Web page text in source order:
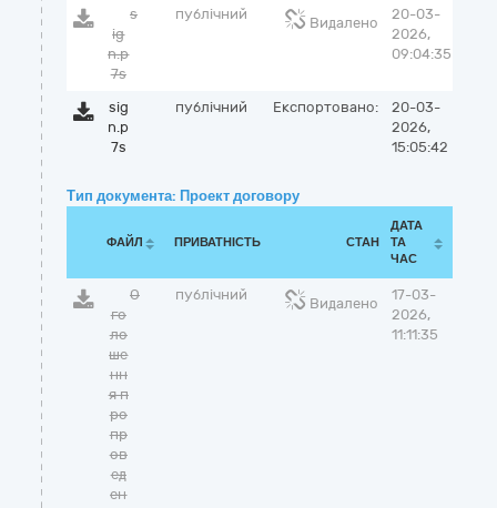
s
ig
n.p
7s
публічний
Видалено
20-03-
2026,
09:04:35
sig
n.p
7s
публічний Експортовано:
20-03-
2026,
15:05:42
Тип документа: Проект договору
ФАЙЛ ПРИВАТНІСТЬ СТАН
ДАТА
ТА
ЧАС
О
го
ло
ше
нн
я п
ро
пр
ов
ед
ен
публічний
Видалено
17-03-
2026,
11:11:35